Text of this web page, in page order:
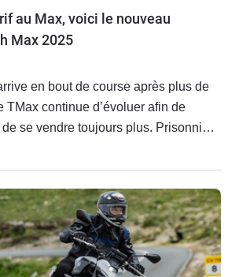
au Max, voici le nouveau
Max 2025
en bout de course après plus de
TMax continue d’évoluer afin de
se vendre toujours plus. Prisonnier
maxi-scooters ne semble plus avoir
depuis bien longtemps. Tandis qu’il
que peut-on encore attendre de lui ?